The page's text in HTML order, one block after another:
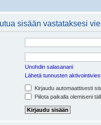
sisään vastataksesi
Unohdin salasanani
Lähetä tunnusten
Kirjaudu automaattisesti
Piilota paikalla olemiseni